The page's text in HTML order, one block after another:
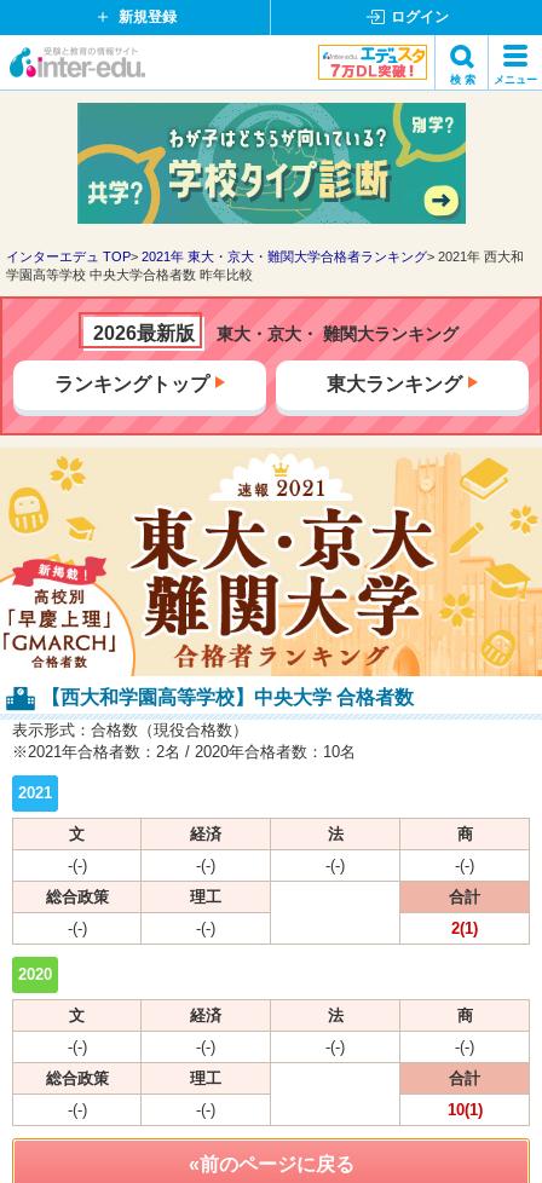
新規登録 ログイン
イ
ド
ッ
ト
検 索 メニュー
検索
インターエデュ TOP 2021年 東大・京大・難関大学合格者ランキング
2021年 西大和
学園高等学校 中央大学合格者数 昨年比較
2026最新版 東大・京大・ 難関大ランキング
ランキングトップ 東大ランキング
【西大和学園高等学校】中央大学 合格者数
表示形式：合格数（現役合格数）
※2021年合格者数：2名 / 2020年合格者数：10名
2021
文 経済 法
商
-(-)
-(-) -(-)
-(-)
総合政策
理工
合計
-(-)
-(-) 2(1)
2020
文 経済 法
商
-(-)
-(-) -(-)
-(-)
総合政策
理工
合計
-(-)
-(-) 10(1)
«前のページに戻る